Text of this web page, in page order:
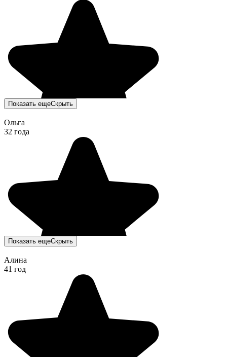
Показать ещеСкрыть
Ольга
32 года
Показать ещеСкрыть
Алина
41 год